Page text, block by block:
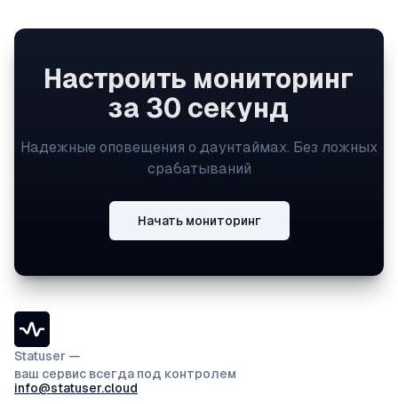
Настроить мониторинг
за 30 секунд
Надежные оповещения о даунтаймах. Без ложных
срабатываний
Начать мониторинг
Statuser —
ваш сервис всегда под контролем
info@statuser.cloud